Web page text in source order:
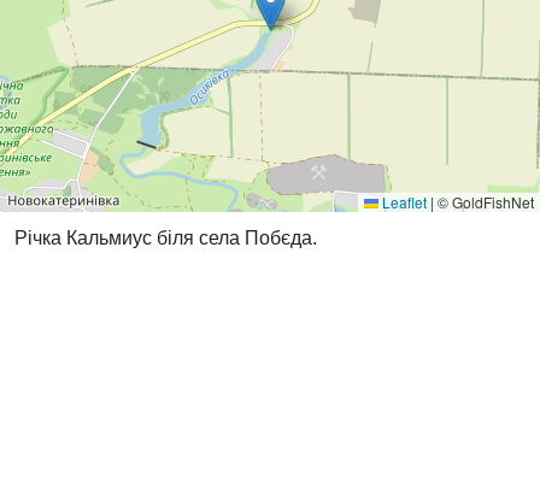
Leaflet | © GoldFishNet
Річка Кальмиус біля села Побєда.